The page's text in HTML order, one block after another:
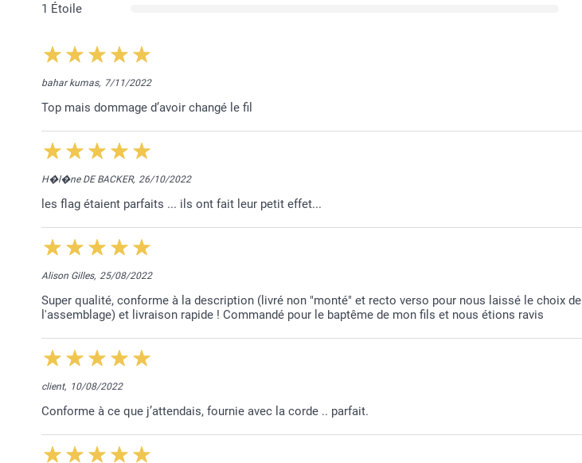
1 Étoile
bahar kumas, 7/11/2022
Top mais dommage d’avoir changé le fil
H�l�ne DE BACKER, 26/10/2022
les flag étaient parfaits ... ils ont fait leur petit effet...
Alison Gilles, 25/08/2022
Super qualité, conforme à la description (livré non "monté" et recto verso pour nous laissé le choix de
l'assemblage) et livraison rapide ! Commandé pour le baptême de mon fils et nous étions ravis
client, 10/08/2022
Conforme à ce que j’attendais, fournie avec la corde .. parfait.